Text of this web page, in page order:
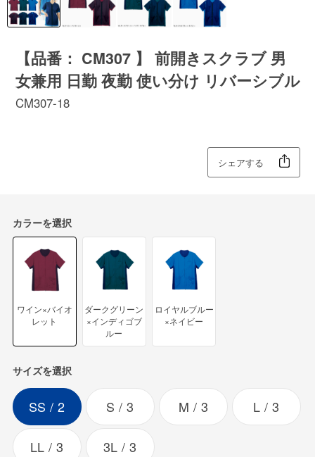
【品番： CM307 】 前開きスクラブ 男
女兼用 日勤 夜勤 使い分け リバーシブル
CM307-18
シェアする
カラーを選択
ワイン×バイオ
レット
ダークグリーン
×インディゴブ
ルー
ロイヤルブルー
×ネイビー
サイズを選択
SS 2 S 3 M 3 L 3
LL 3 3L 3